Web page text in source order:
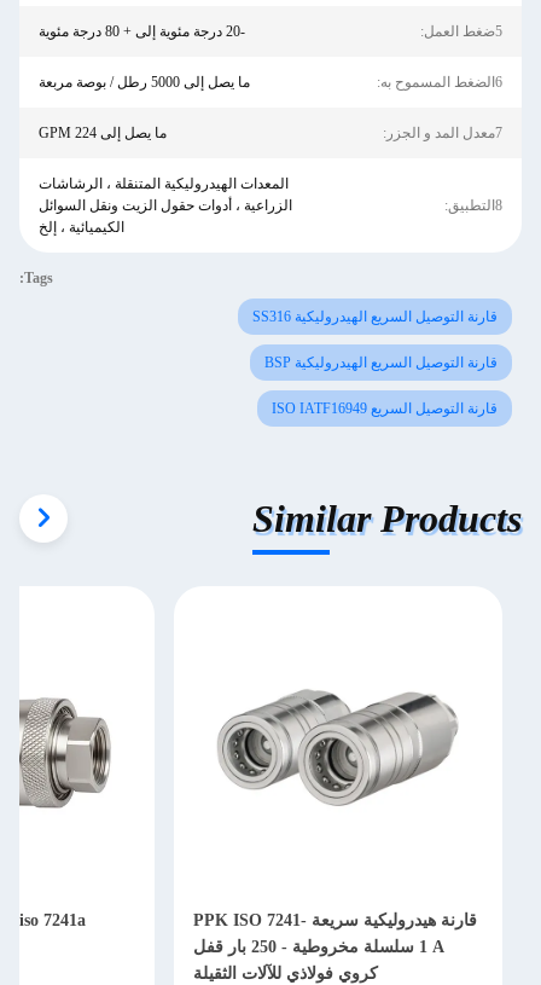
5ضغط العمل: -20 درجة مئوية إلى + 80 درجة مئوية
6الضغط المسموح به: ما يصل إلى 5000 رطل / بوصة مربعة
7معدل المد و الجزر: ما يصل إلى 224 GPM
8التطبيق:
المعدات الهيدروليكية المتنقلة ، الرشاشات
الزراعية ، أدوات حقول الزيت ونقل السوائل
الكيميائية ، إلخ
Tags:
قارنة التوصيل السريع الهيدروليكية SS316
قارنة التوصيل السريع الهيدروليكية BSP
قارنة التوصيل السريع ISO IATF16949
Similar Products
قارنة هيدروليكية سريعة PPK ISO 7241-
1 A سلسلة مخروطية - 250 بار قفل
كروي فولاذي للآلات الثقيلة